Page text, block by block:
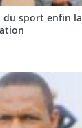
sport enfin